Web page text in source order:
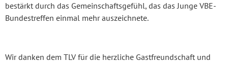
bestärkt durch das Gemeinschaftsgefühl, das das Junge VBE-
Bundestreffen einmal mehr auszeichnete.
Wir danken dem TLV für die herzliche Gastfreundschaft und